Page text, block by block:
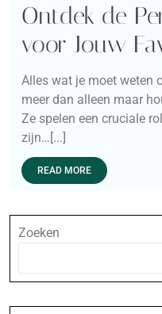
Ontdek de
voor Jouw
Alles wat je moet weten
meer dan alleen maar
Ze spelen een cruciale
zijn…[...]
READ MORE
Zoeken